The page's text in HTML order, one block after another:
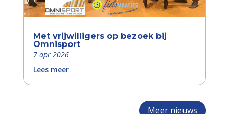
Met vrijwilligers op bezoek bij
Omnisport
7 apr 2026
Lees meer
Meer nieuws